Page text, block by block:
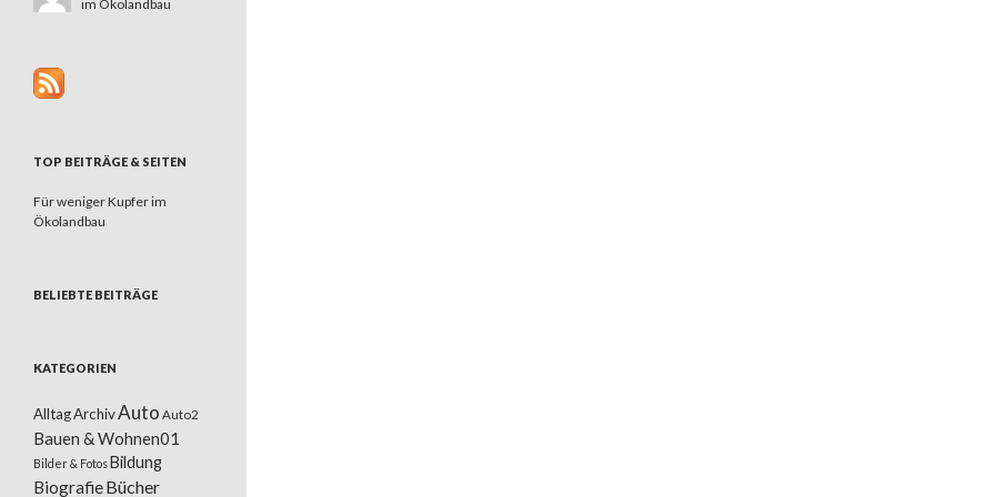
im Ökolandbau
TOP BEITRÄGE & SEITEN
Für weniger Kupfer im
Ökolandbau
BELIEBTE BEITRÄGE
KATEGORIEN
AlltagArchivAuto Auto2
Bauen & Wohnen01
Bilder & FotosBildung
BiografieBücher